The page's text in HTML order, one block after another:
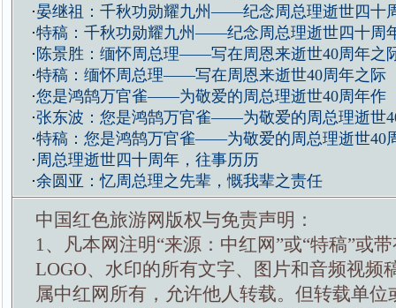
·晏继祖：千秋功勋耀九州——纪念周总理逝世四十
·特稿：千秋功勋耀九州——纪念周总理逝世四十周
· 陈景胜：缅怀周总理——写在周恩来逝世40周年之
·特稿：缅怀周总理——写在周恩来逝世40周年之际
·您是鸿鹄万官雀——为敬爱的周总理逝世40周年作
·张东波：您是鸿鹄万官雀——为敬爱的周总理逝世
·特稿：您是鸿鹄万官雀——为敬爱的周总理逝世40
· 周总理逝世四十周年，往事历历
·余圆亚：忆周总理之先辈，慨我辈之责任
中国红色旅游网版权与免责声明：
1、凡本网注明“来源：中红网”或“特稿”或
LOGO、水印的所有文字、图片和音频视频
属中红网所有，允许他人转载。但转载单位